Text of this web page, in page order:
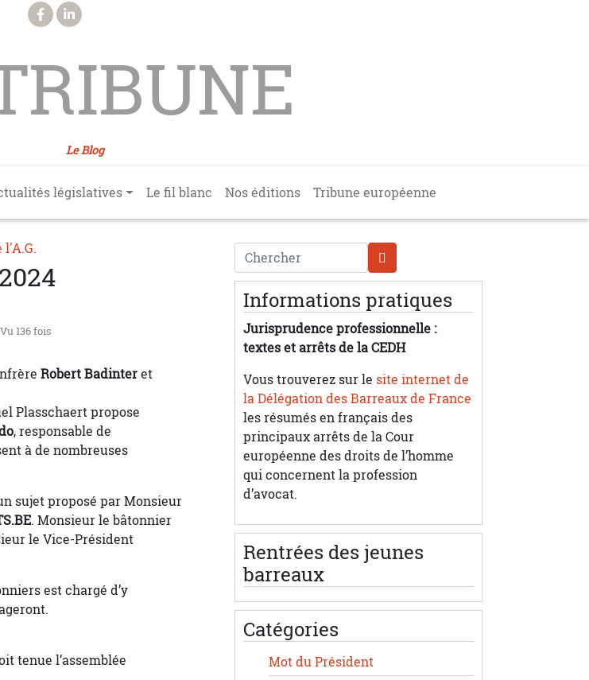
Le Blog
législatives Le fil blanc Nos éditions Tribune européenne
l'A.G.
Vu 136 fois
Robert Badinteret
Plasschaert propose
, responsable de
à de nombreuses
sujet proposé par Monsieur
. Monsieur le bâtonnier
le Vice-Président
est chargé d’y
tenue l’assemblée
Chercher
Informations pratiques
Jurisprudence professionnelle :
textes et arrêts de la CEDH
Vous trouverez sur le site internet de
la Délégation des Barreaux de France
les résumés en français des
principaux arrêts de la Cour
européenne des droits de l’homme
qui concernent la profession
d’avocat.
Rentrées des jeunes
barreaux
Catégories
Mot du Président